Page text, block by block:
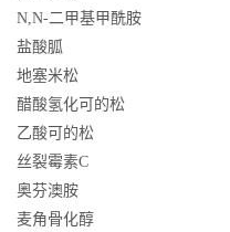
N,N-二甲基甲酰胺
盐酸胍
地塞米松
醋酸氢化可的松
乙酸可的松
丝裂霉素C
奥芬澳胺
麦角骨化醇